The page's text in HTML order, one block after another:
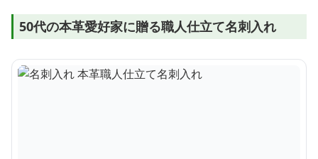
50代の本革愛好家に贈る職人仕立て名刺入れ